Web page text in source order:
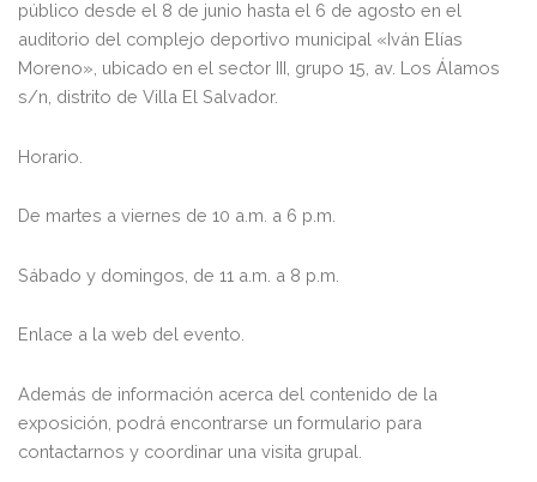
público desde el 8 de junio hasta el 6 de agosto en el
auditorio del complejo deportivo municipal «Iván Elías
Moreno», ubicado en el sector III, grupo 15, av. Los Álamos
s/n, distrito de Villa El Salvador.
Horario.
De martes a viernes de 10 a.m. a 6 p.m.
Sábado y domingos, de 11 a.m. a 8 p.m.
Enlace a la web del evento.
Además de información acerca del contenido de la
exposición, podrá encontrarse un formulario para
contactarnos y coordinar una visita grupal.